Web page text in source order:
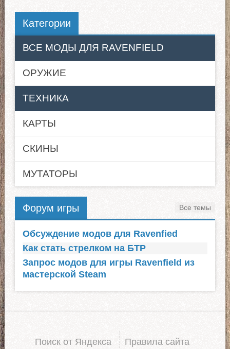
Категории
ВСЕ МОДЫ ДЛЯ RAVENFIELD
ОРУЖИЕ
ТЕХНИКА
КАРТЫ
СКИНЫ
МУТАТОРЫ
Форум игры Все темы
Обсуждение модов для Ravenfied
Как стать стрелком на БТР
Запрос модов для игры Ravenfield из
мастерской Steam
Поиск от Яндекса Правила сайта